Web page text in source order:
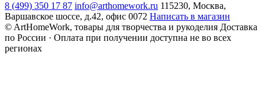
8 (499) 350 17 87 info@arthomework.ru 115230, Москва,
Варшавское шоссе, д.42, офис 0072 Написать в магазин
© ArtHomeWork, товары для творчества и рукоделия Доставка
по России · Оплата при получении доступна не во всех
регионах